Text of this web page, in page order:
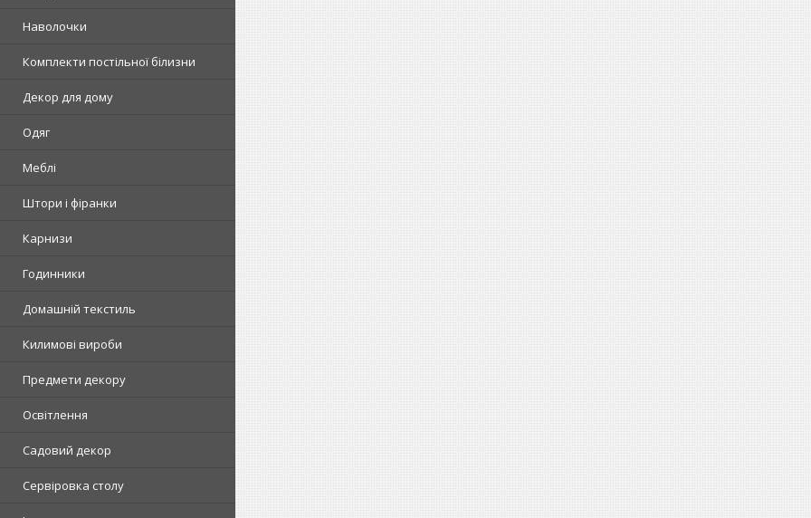
Наволочки
Комплекти постільної білизни
Декор для дому
Одяг
Меблі
Штори і фіранки
Карнизи
Годинники
Домашній текстиль
Килимові вироби
Предмети декору
Освітлення
Садовий декор
Сервіровка столу